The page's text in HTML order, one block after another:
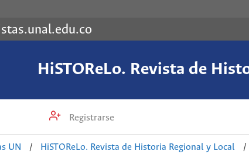
HiSTOReLo. Revista de
Registrarse
UN / HiSTOReLo. Revista de Historia Regional y Local /